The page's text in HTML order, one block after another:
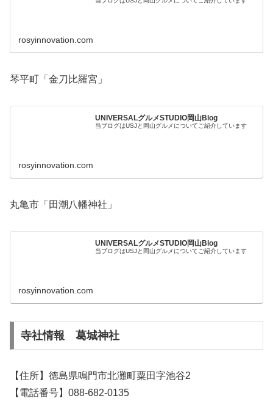
rosyinnovation.com
琴平町「金刀比羅宮」
UNIVERSALグルメSTUDIO岡山Blog
当ブログはUSJと岡山グルメについてご紹介しています
rosyinnovation.com
丸亀市「田潮八幡神社」
UNIVERSALグルメSTUDIO岡山Blog
当ブログはUSJと岡山グルメについてご紹介しています
rosyinnovation.com
寺社情報 葛城神社
【住所】徳島県鳴門市北灘町粟田字池谷2
【電話番号】088-682-0135